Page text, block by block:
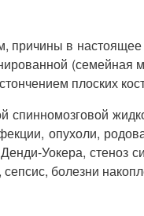
причины в
плоских
опухоли,
Уокера, стеноз
болезни